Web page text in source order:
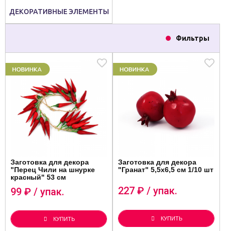
ДЕКОРАТИВНЫЕ ЭЛЕМЕНТЫ
Фильтры
Заготовка для декора
"Перец Чили на шнурке
красный" 53 см
99 ₽ / упак.
КУПИТЬ
Заготовка для декора
"Гранат" 5,5х6,5 см 1/10 шт
227 ₽ / упак.
КУПИТЬ